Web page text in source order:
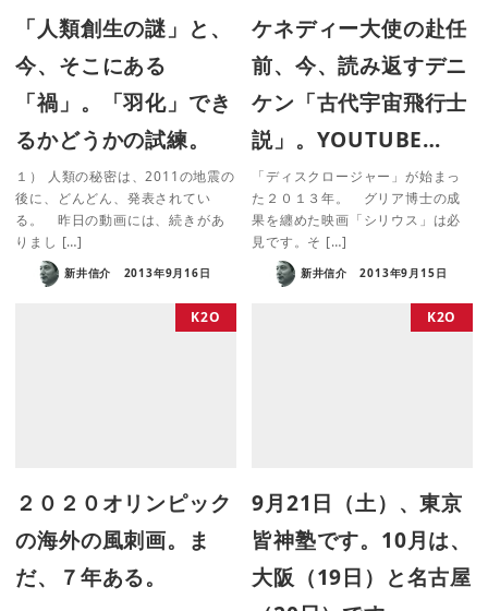
「人類創生の謎」と、
今、そこにある
「禍」。「羽化」でき
るかどうかの試練。
１） 人類の秘密は、2011の地震の
後に、どんどん、発表されてい
る。 昨日の動画には、続きがあ
りまし […]
新井信介 2013年9月16日
ケネディー大使の赴任
前、今、読み返すデニ
ケン「古代宇宙飛行士
説」。YOUTUBE…
「ディスクロージャー」が始まっ
た２０１３年。 グリア博士の成
果を纏めた映画「シリウス」は必
見です。そ […]
新井信介 2013年9月15日
K2O
２０２０オリンピック
の海外の風刺画。ま
だ、７年ある。
K2O
9月21日（土）、東京
皆神塾です。10月は、
大阪（19日）と名古屋